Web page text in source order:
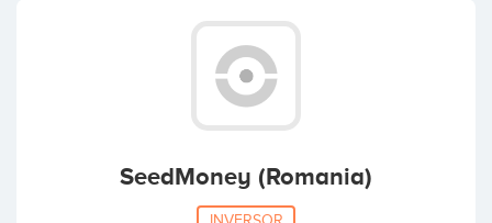
SeedMoney (Romania)
INVERSOR